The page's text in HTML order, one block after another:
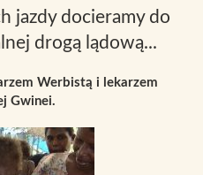
jazdy docieramy do
drogą lądową...
Werbistą i lekarzem
Gwinei.